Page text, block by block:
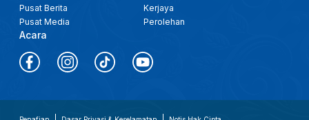
Pusat Berita
Pusat Media
Acara
Kerjaya
Perolehan